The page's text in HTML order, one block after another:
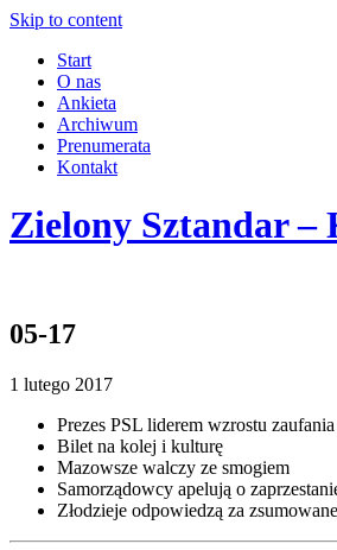
Skip to content
Start
O nas
Ankieta
Archiwum
Prenumerata
Kontakt
Zielony Sztandar
05-17
1 lutego 2017
Prezes PSL liderem wzrostu zaufania
Bilet na kolej i kulturę
Mazowsze walczy ze smogiem
Samorządowcy apelują o
Złodzieje odpowiedzą za